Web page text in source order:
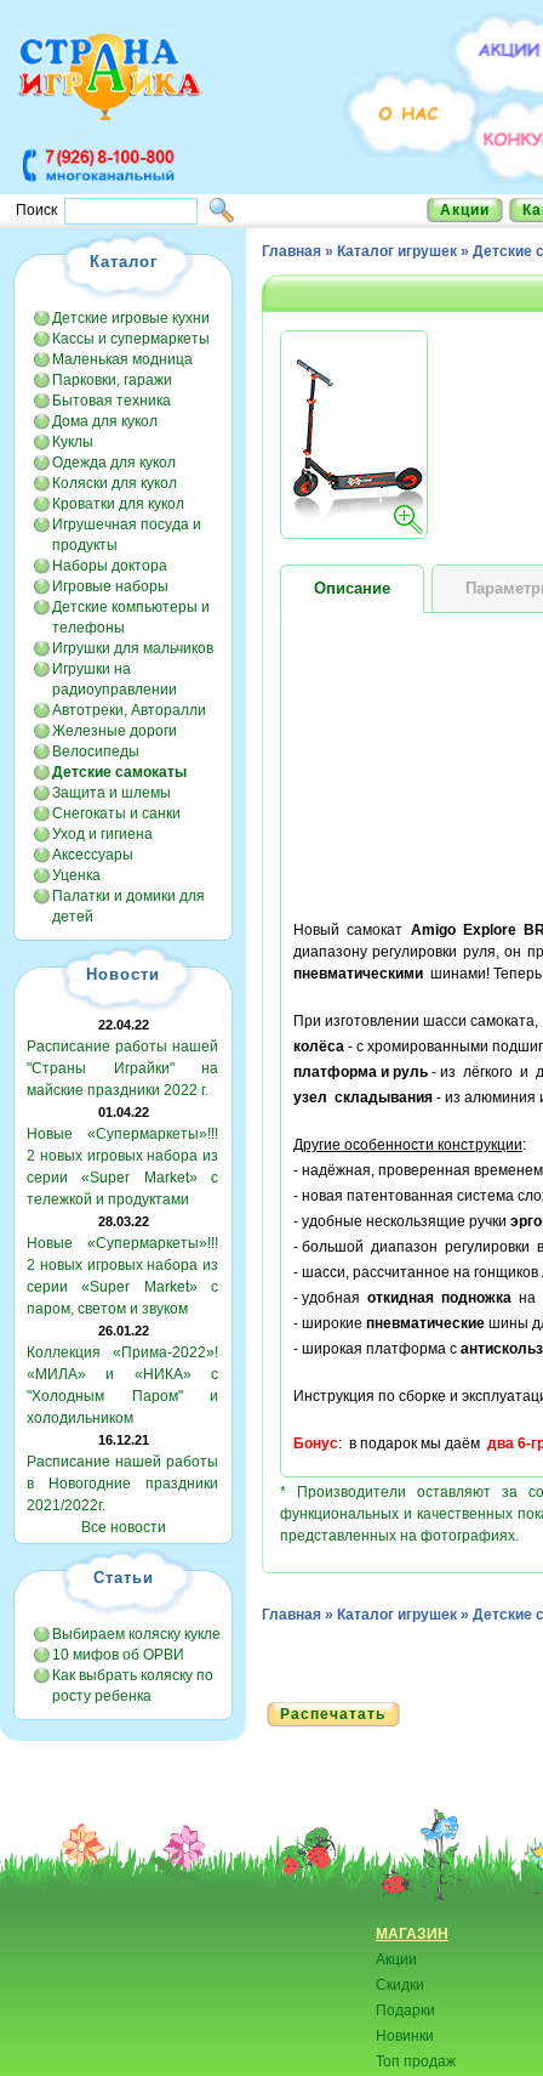
Поиск Акции
Каталог
Детские игровые кухни
Кассы и супермаркеты
Маленькая модница
Парковки, гаражи
Бытовая техника
Дома для кукол
Куклы
Одежда для кукол
Коляски для кукол
Кроватки для кукол
Игрушечная посуда и
продукты
Наборы доктора
Игровые наборы
Детские компьютеры и
телефоны
Игрушки для мальчиков
Игрушки на
радиоуправлении
Автотреки, Авторалли
Железные дороги
Велосипеды
Детские самокаты
Защита и шлемы
Снегокаты и санки
Уход и гигиена
Аксессуары
Уценка
Палатки и домики для
детей
Новости
22.04.22
Расписание работы нашей
"Страны Играйки" на
майские праздники 2022 г.
01.04.22
Новые «Супермаркеты»!!!
2 новых игровых набора из
серии «Super Market» с
тележкой и продуктами
28.03.22
Новые «Супермаркеты»!!!
2 новых игровых набора из
серии «Super Market» с
паром, светом и звуком
26.01.22
Коллекция «Прима-2022»!
«МИЛА» и «НИКА» с
"Холодным Паром" и
холодильником
16.12.21
Расписание нашей работы
в Новогодние праздники
2021/2022г.
Все новости
Статьи
Выбираем коляску кукле
10 мифов об ОРВИ
Как выбрать коляску по
росту ребенка
Главная » Каталог игрушек » Детские
Описание
Новый самокат Amigo Explore
диапазону регулировки руля, он
пневматическими шинами!
При изготовлении шасси
колёса - с хромированными
платформа и руль - из лёгкого и
узел складывания - из алюминия
Другие особенности конструкции:
- надёжная, проверенная
- новая патентованная система
- удобные нескользящие ручки
- большой диапазон регулировки
- шасси, рассчитанное на
- удобная откидная подножка на
- широкие пневматические шины
- широкая платформа с
Инструкция по сборке и
Бонус: в подарок мы даём два 6-
* Производители оставляют за
функциональных и качественных
представленных на фотографиях.
Главная » Каталог игрушек » Детские
Распечатать
МАГАЗИН
Акции
Скидки
Подарки
Новинки
Топ продаж